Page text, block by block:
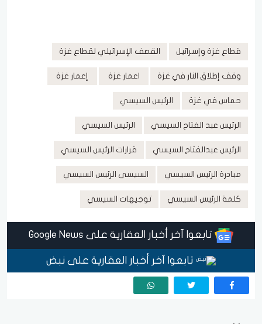
قطاع غزة وإسرائيل القصف الإسرائيلي لقطاع غزة
وقف إطلاق النار في غزة اعمار غزة إعمار غزة
حماس في غزة الرئيس السيسي
الرئيس عبد الفتاح السيسي الرئيس السيسي
الرئيس عبدالفتاح السيسي قرارات الرئيس السيسي
مبادرة الرئيس السيسي السيسى الرئيس السيسي
كلمة الرئيس السيسي توجيهات السيسي
تابعوا آخر أخبار العقارية على Google News
تابعوا آخر أخبار العقارية على نبض